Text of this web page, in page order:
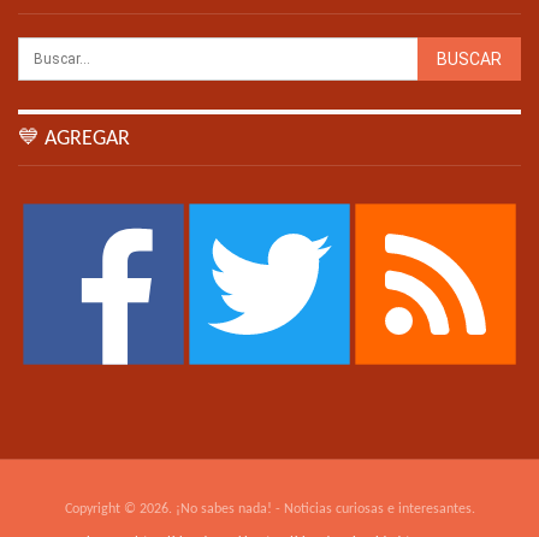
💙 AGREGAR
Copyright © 2026. ¡No sabes nada! - Noticias curiosas e interesantes.